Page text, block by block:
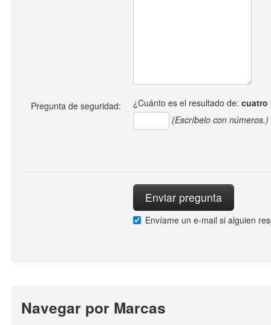
Pregunta de seguridad: ¿Cuánto es el resultado de: cuatro
(Escríbelo con números.)
Envíame un e-mail si alguien
Navegar por Marcas